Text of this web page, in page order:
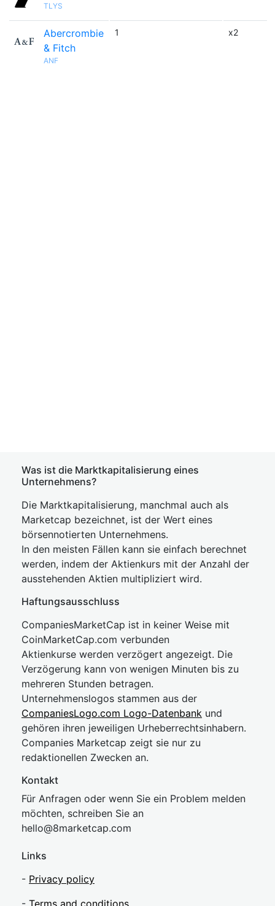
TLYS
Abercrombie
& Fitch
ANF
1 x2
Was ist die Marktkapitalisierung eines
Unternehmens?
Die Marktkapitalisierung, manchmal auch als
Marketcap bezeichnet, ist der Wert eines
börsennotierten Unternehmens.
In den meisten Fällen kann sie einfach berechnet
werden, indem der Aktienkurs mit der Anzahl der
ausstehenden Aktien multipliziert wird.
Haftungsausschluss
CompaniesMarketCap ist in keiner Weise mit
CoinMarketCap.com verbunden
Aktienkurse werden verzögert angezeigt. Die
Verzögerung kann von wenigen Minuten bis zu
mehreren Stunden betragen.
Unternehmenslogos stammen aus der
CompaniesLogo.com Logo-Datenbank und
gehören ihren jeweiligen Urheberrechtsinhabern.
Companies Marketcap zeigt sie nur zu
redaktionellen Zwecken an.
Kontakt
Für Anfragen oder wenn Sie ein Problem melden
möchten, schreiben Sie an
hello@8marketcap.com
Links
- Privacy policy
- Terms and conditions